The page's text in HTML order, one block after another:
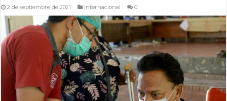
2 de septiembre de 2021 Internacional 0